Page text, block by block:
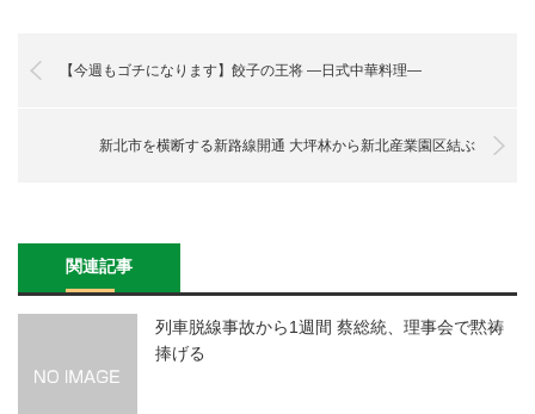
【今週もゴチになります】餃子の王将 —日式中華料理—
新北市を横断する新路線開通 大坪林から新北産業園区結ぶ
関連記事
列車脱線事故から1週間 蔡総統、理事会で黙祷
捧げる